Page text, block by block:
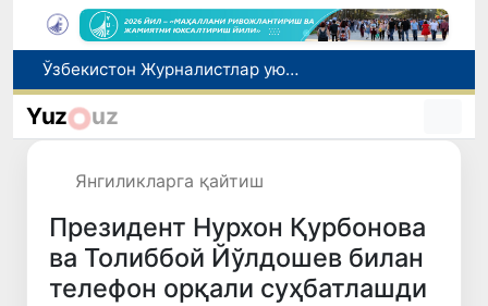
Кредит ва молиявий хизматлар рекламасига огоҳлантириш талаби киритилади
FOTON ва MKBANK стратегик ҳамкорлик ва бўлиб тўлаш шартлари!
Yuz uz
Янгиликларга қайтиш
Президент Нурхон Қурбонова
ва Толиббой Йўлдошев билан
телефон орқали суҳбатлашди